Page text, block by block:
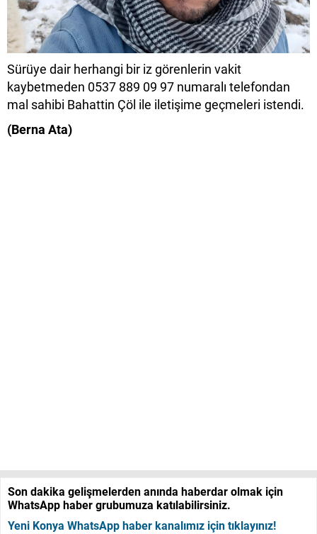
Sürüye dair herhangi bir iz görenlerin vakit
kaybetmeden 0537 889 09 97 numaralı telefondan
mal sahibi Bahattin Çöl ile iletişime geçmeleri istendi.
(Berna Ata)
Son dakika gelişmelerden anında haberdar olmak için
WhatsApp haber grubumuza katılabilirsiniz.
Yeni Konya WhatsApp haber kanalımız için tıklayınız!